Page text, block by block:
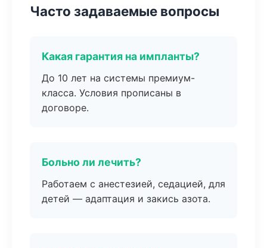
Часто задаваемые вопросы
Какая гарантия на импланты?
До 10 лет на системы премиум-
класса. Условия прописаны в
договоре.
Больно ли лечить?
Работаем с анестезией, седацией, для
детей — адаптация и закись азота.